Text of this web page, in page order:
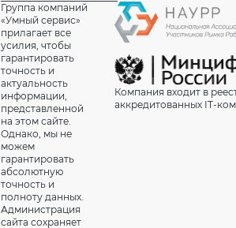
Группа компаний
«Умный сервис»
прилагает все
усилия, чтобы
гарантировать
точность и
актуальность
информации,
представленной
на этом сайте.
Однако, мы не
можем
гарантировать
абсолютную
точность и
полноту данных.
Администрация
сайта сохраняет
Компания входит в
аккредитованных IT-